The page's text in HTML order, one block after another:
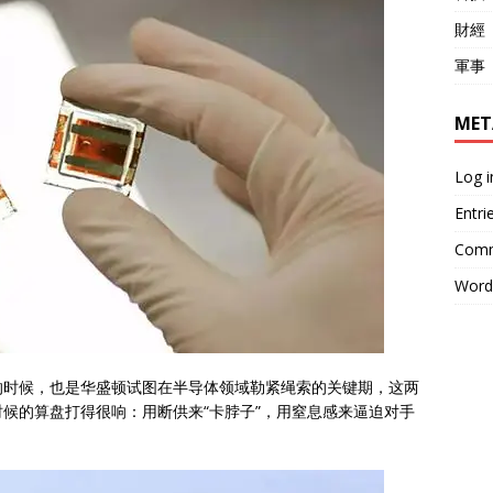
候，也是华盛顿试图在半导体领域勒紧绳索的关键期，这两
的算盘打得很响：用断供来“卡脖子”，用窒息感来逼迫对手
財經
軍事
Log